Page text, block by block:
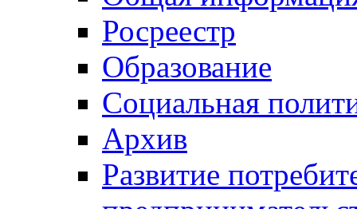
Росреестр
Образование
Социальная
Архив
Развитие